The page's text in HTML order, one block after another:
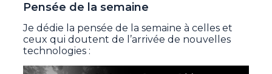
Pensée de la semaine
Je dédie la pensée de la semaine à celles et
ceux qui doutent de l’arrivée de nouvelles
technologies :